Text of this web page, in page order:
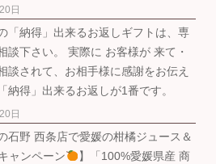
日
「納得」出来るお返しギフトは、専
談下さい。 実際に お客様が 来て・
談されて、お相手様に感謝をお伝え
納得」出来るお返しが1番です。
日
石野 西条店で愛媛の柑橘ジュース＆
ャンペーン
】「100%愛媛県産 商